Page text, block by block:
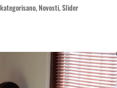
,Novosti,Slider